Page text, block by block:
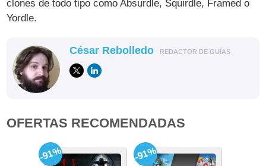
clones de todo tipo como Absurdle, Squirdle, Framed o
Yordle.
César Rebolledo REDACTOR DE GUÍAS
OFERTAS RECOMENDADAS
-91% -91%